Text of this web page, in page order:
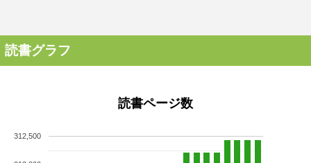
読書グラフ
読書ページ数
312,500